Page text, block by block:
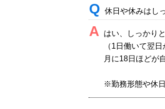
Q 休日や休みはし
A
はい、しっかり
（1日働いて翌
月に18日ほどが
※勤務形態や休